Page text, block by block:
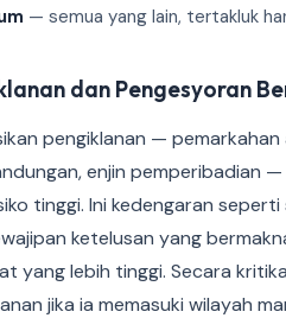
— semua yang lain, tertakluk
dan Pengesyoran
pengiklanan —
enjin pemperibadian
tinggi. Ini kedengaran
ketelusan yang
yang lebih tinggi. Secara
jika ia memasuki wilayah